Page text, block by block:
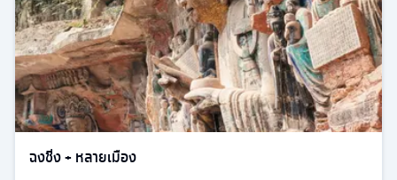
ฉงชิ่ง + หลายเมือง